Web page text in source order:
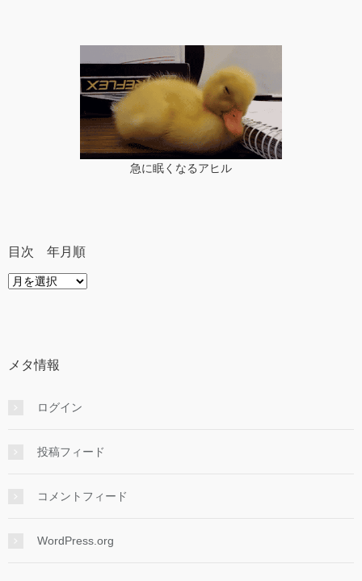
急に眠くなるアヒル
目次 年月順
目
メタ情報
ログイン
投稿フィード
コメントフィード
WordPress.org